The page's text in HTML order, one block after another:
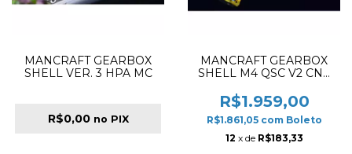
MANCRAFT GEARBOX
SHELL VER. 3 HPA MC
R$0,00 no PIX
MANCRAFT GEARBOX
SHELL M4 QSC V2 CNC
R$1.959,00
R$1.861,05 com Boleto
12 x de R$183,33